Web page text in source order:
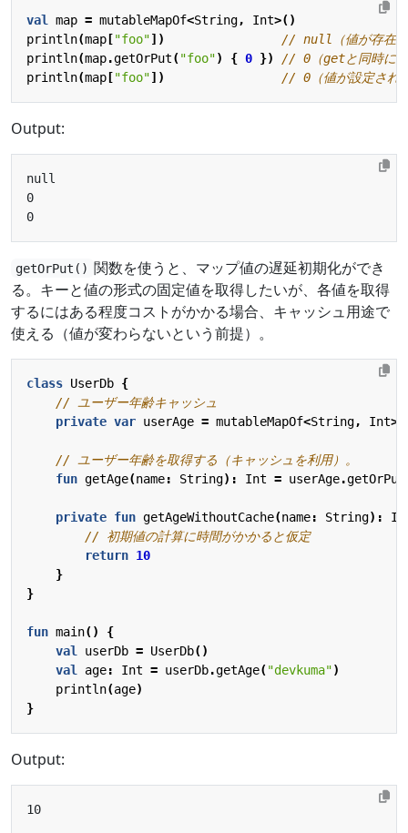
val map = mutableMapOf<String, Int>()
println(map ["foo"])
println(map.getOrPut("foo") { 0 })
println(map ["foo"])
Output:
getOrPut() 関数を使うと、マップ値の遅延初期化ができ
る。キーと値の形式の固定値を取得したいが、各値を取得
するにはある程度コストがかかる場合、キャッシュ用途で
使える（値が変わらないという前提）。
class UserDb {
private var userAge = mutableMapOf<String, Int
fun getAge(name: String): Int = userAge.getOrPut
private fun getAgeWithoutCache(name: String):
return 10
}
}
fun main()
{
val
userDb = UserDb()
val
age: Int = userDb.getAge("devkuma")
println(age)
}
Output: